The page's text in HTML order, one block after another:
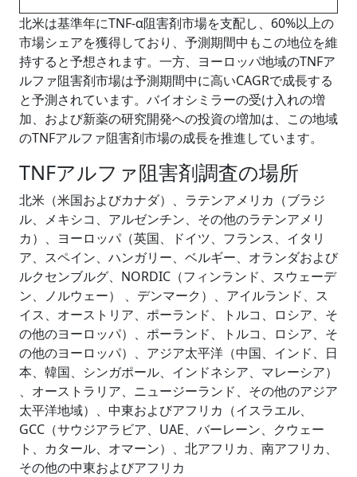
北米は基準年にTNF-α阻害剤市場を支配し、60%以上の
市場シェアを獲得しており、予測期間中もこの地位を維
持すると予想されます。一方、ヨーロッパ地域のTNFア
ルファ阻害剤市場は予測期間中に高いCAGRで成長する
と予測されています。バイオシミラーの受け入れの増
加、および新薬の研究開発への投資の増加は、この地域
のTNFアルファ阻害剤市場の成長を推進しています。
TNFアルファ阻害剤調査の場所
北米（米国およびカナダ）、ラテンアメリカ（ブラジ
ル、メキシコ、アルゼンチン、その他のラテンアメリ
カ）、ヨーロッパ（英国、ドイツ、フランス、イタリ
ア、スペイン、ハンガリー、ベルギー、オランダおよび
ルクセンブルグ、NORDIC（フィンランド、スウェーデ
ン、ノルウェー） 、デンマーク）、アイルランド、ス
イス、オーストリア、ポーランド、トルコ、ロシア、そ
の他のヨーロッパ）、ポーランド、トルコ、ロシア、そ
の他のヨーロッパ）、アジア太平洋（中国、インド、日
本、韓国、シンガポール、インドネシア、マレーシア）
、オーストラリア、ニュージーランド、その他のアジア
太平洋地域）、中東およびアフリカ（イスラエル、
GCC（サウジアラビア、UAE、バーレーン、クウェー
ト、カタール、オマーン）、北アフリカ、南アフリカ、
その他の中東およびアフリカ